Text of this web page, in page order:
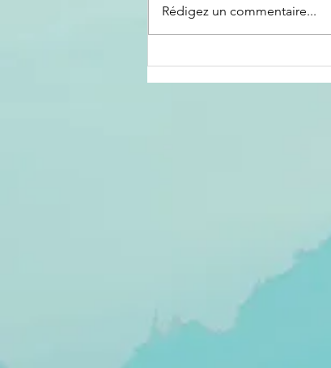
Le «
» en
concurrence
et défis du
droit
Rédigez un commentaire...